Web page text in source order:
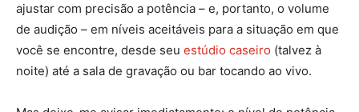
ajustar com precisão a potência – e, portanto, o volume
de audição – em níveis aceitáveis ​​para a situação em que
você se encontre, desde seu estúdio caseiro (talvez à
noite) até a sala de gravação ou bar tocando ao vivo.